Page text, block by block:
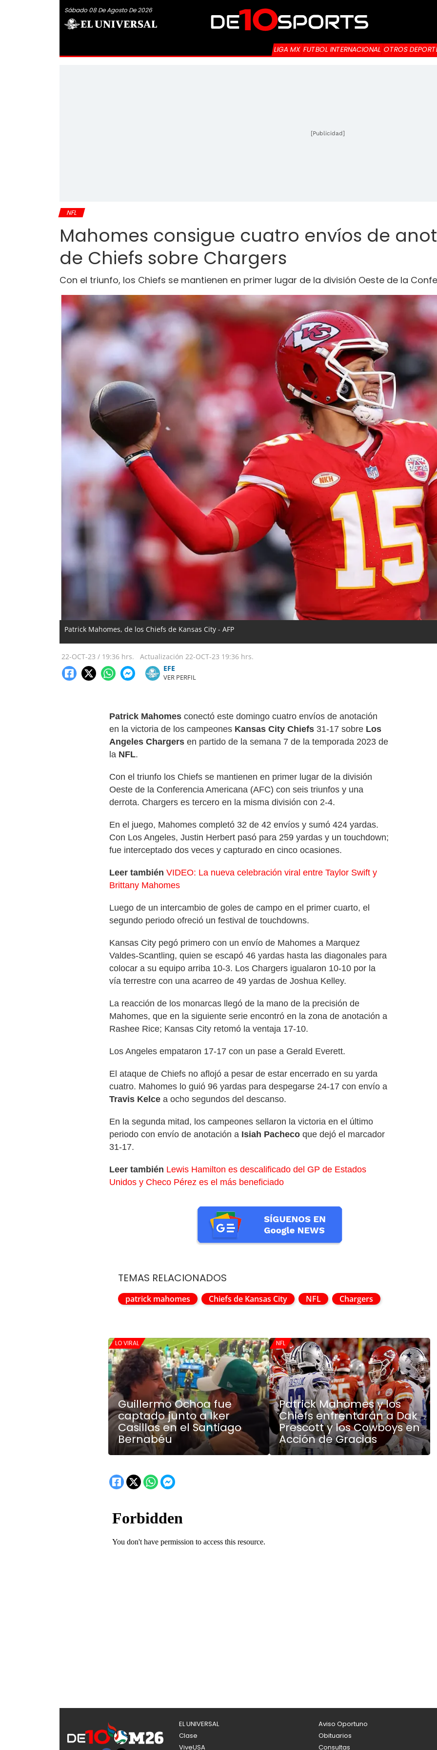
Sábado 08 De Agosto De 2026
LIGA MX FUTBOL INTERNACIONAL OTROS
[Publicidad]
NFL
Mahomes consigue cuatro envíos de
de Chiefs sobre Chargers
Con el triunfo, los Chiefs se mantienen en primer lugar de la división Oeste de la
Patrick Mahomes, de los Chiefs de Kansas City - AFP
22-OCT-23 / 19:36 hrs. Actualización 22-OCT-23 19:36 hrs.
​​​​​​​EFE
VER PERFIL
Patrick Mahomes conectó este domingo cuatro envíos de anotación
en la victoria de los campeones Kansas City Chiefs 31-17 sobre Los
Angeles Chargers en partido de la semana 7 de la temporada 2023 de
la NFL.
Con el triunfo los Chiefs se mantienen en primer lugar de la división
Oeste de la Conferencia Americana (AFC) con seis triunfos y una
derrota. Chargers es tercero en la misma división con 2-4.
En el juego, Mahomes completó 32 de 42 envíos y sumó 424 yardas.
Con Los Angeles, Justin Herbert pasó para 259 yardas y un touchdown;
fue interceptado dos veces y capturado en cinco ocasiones.
Leer también VIDEO: La nueva celebración viral entre Taylor Swift y
Brittany Mahomes
Luego de un intercambio de goles de campo en el primer cuarto, el
segundo periodo ofreció un festival de touchdowns.
Kansas City pegó primero con un envío de Mahomes a Marquez
Valdes-Scantling, quien se escapó 46 yardas hasta las diagonales para
colocar a su equipo arriba 10-3. Los Chargers igualaron 10-10 por la
vía terrestre con una acarreo de 49 yardas de Joshua Kelley.
La reacción de los monarcas llegó de la mano de la precisión de
Mahomes, que en la siguiente serie encontró en la zona de anotación a
Rashee Rice; Kansas City retomó la ventaja 17-10.
Los Angeles empataron 17-17 con un pase a Gerald Everett.
El ataque de Chiefs no aflojó a pesar de estar encerrado en su yarda
cuatro. Mahomes lo guió 96 yardas para despegarse 24-17 con envío a
Travis Kelce a ocho segundos del descanso.
En la segunda mitad, los campeones sellaron la victoria en el último
periodo con envío de anotación a Isiah Pacheco que dejó el marcador
31-17.
Leer también Lewis Hamilton es descalificado del GP de Estados
Unidos y Checo Pérez es el más beneficiado
TEMAS RELACIONADOS
patrick mahomes Chiefs de Kansas City NFL Chargers
LO VIRAL
Guillermo Ochoa fue
captado junto a Iker
Casillas en el Santiago
Bernabéu
NFL
Patrick Mahomes y los
Chiefs enfrentarán a Dak
Prescott y los Cowboys en
Acción de Gracias
EL UNIVERSAL
Clase
ViveUSA
Aviso Oportuno
Obituarios
Consultas